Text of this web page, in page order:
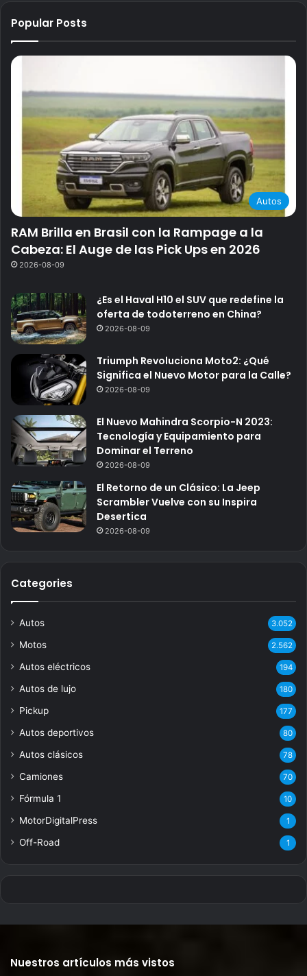
Popular Posts
Autos
RAM Brilla en Brasil con la Rampage a la
Cabeza: El Auge de las Pick Ups en 2026
2026-08-09
¿Es el Haval H10 el SUV que redefine la
oferta de todoterreno en China?
2026-08-09
Triumph Revoluciona Moto2: ¿Qué
Significa el Nuevo Motor para la Calle?
2026-08-09
El Nuevo Mahindra Scorpio-N 2023:
Tecnología y Equipamiento para
Dominar el Terreno
2026-08-09
El Retorno de un Clásico: La Jeep
Scrambler Vuelve con su Inspira
Desertica
2026-08-09
Categories
Autos 3.052
Motos 2.562
Autos eléctricos 194
Autos de lujo 180
Pickup 177
Autos deportivos 80
Autos clásicos 78
Camiones 70
Fórmula 1 10
MotorDigitalPress 1
Off-Road 1
Nuestros artículos más vistos